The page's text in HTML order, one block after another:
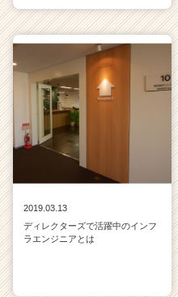
2019.03.13
ディレクターズで活躍中のインフ
ラエンジニアとは